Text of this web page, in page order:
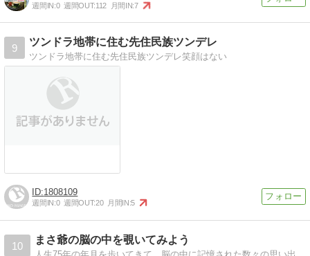
週間IN:0 週間OUT:112 月間IN:7
9
ツンドラ地帯に住む先住民族ツンデレ
ツンドラ地帯に住む先住民族ツンデレ笑顔はない
1808109
週間IN:0 週間OUT:20 月間IN:5
10
まさ爺の脳の中を覗いてみよう